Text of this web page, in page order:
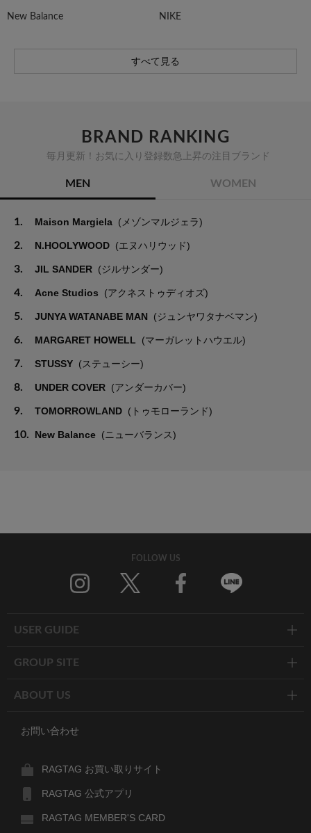
New Balance NIKE
すべて見る
BRAND RANKING
毎月更新！お気に入り登録数急上昇の注目ブランド
MEN WOMEN
1. Maison Margiela (メゾンマルジェラ)
2. N.HOOLYWOOD (エヌハリウッド)
3. JIL SANDER (ジルサンダー)
4. Acne Studios (アクネストゥディオズ)
5. JUNYA WATANABE MAN (ジュンヤワタナベマン)
6. MARGARET HOWELL (マーガレットハウエル)
7. STUSSY (ステューシー)
8. UNDER COVER (アンダーカバー)
9. TOMORROWLAND (トゥモローランド)
10. New Balance (ニューバランス)
FOLLOW US
USER GUIDE
GROUP SITE
ABOUT US
お問い合わせ
RAGTAG お買い取りサイト
RAGTAG 公式アプリ
RAGTAG MEMBER'S CARD